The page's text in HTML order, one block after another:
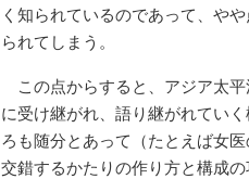
く知られているのであって、や
られてしまう。
この点からすると、アジア太平
に受け継がれ、語り継がれてい
ろも随分とあって（たとえば女
交錯するかたりの作り方と構成